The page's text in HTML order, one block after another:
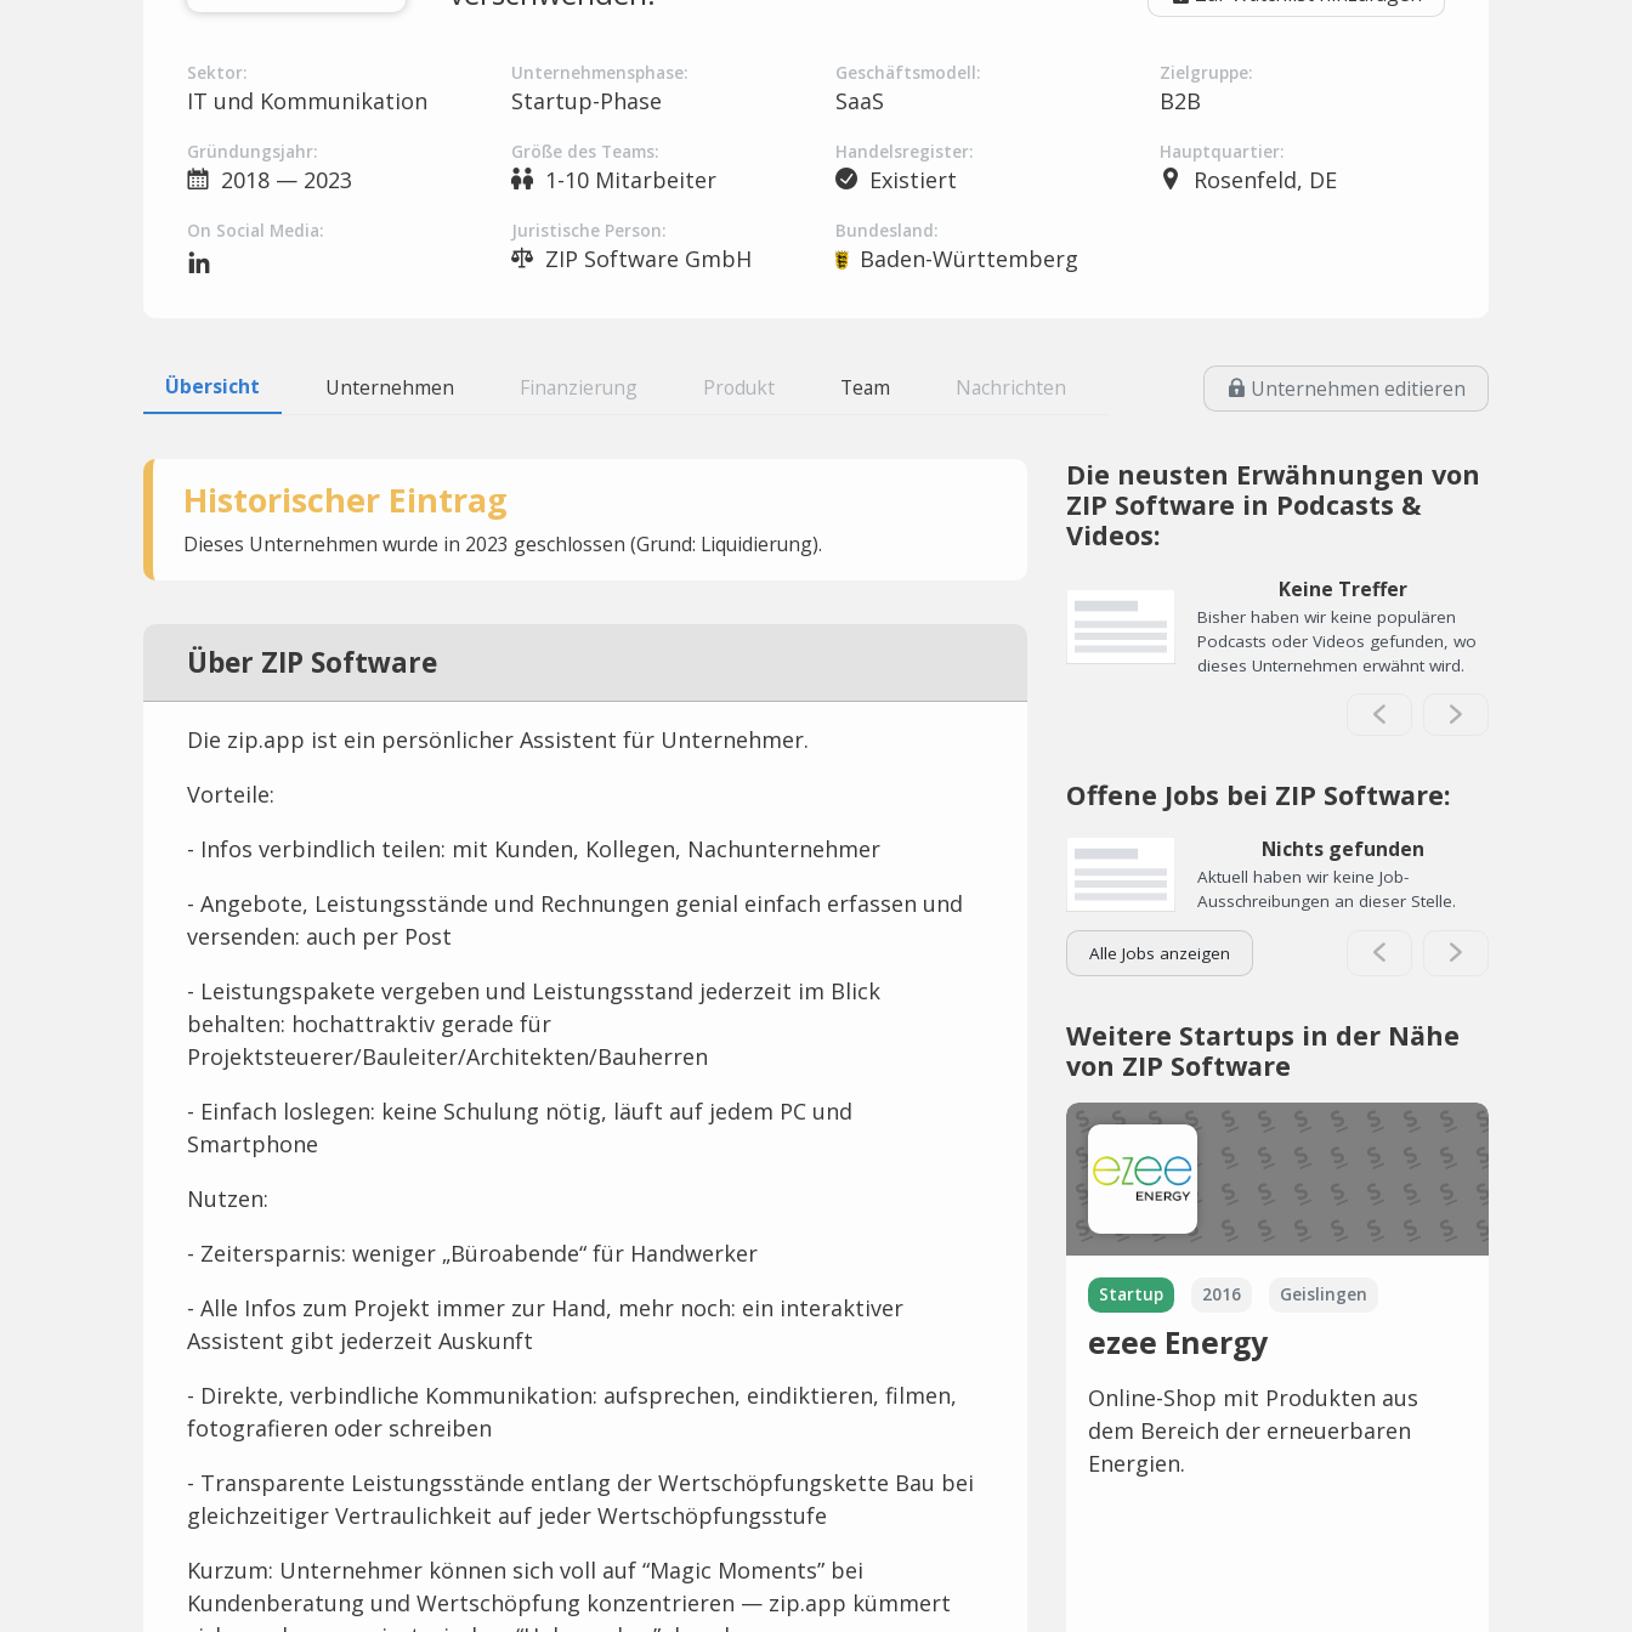
Sektor:
IT und Kommunikation
Unternehmensphase:
Startup-Phase
Geschäftsmodell:
SaaS
Zielgruppe:
B2B
Gründungsjahr:
2018 — 2023
Größe des Teams:
1-10 Mitarbeiter
Handelsregister:
Existiert
Hauptquartier:
Rosenfeld, DE
On Social Media: Juristische Person:
ZIP Software GmbH
Bundesland:
Baden-Württemberg
Übersicht Unternehmen Finanzierung Produkt Team Nachrichten Unternehmen editieren
Historischer Eintrag
Dieses Unternehmen wurde in 2023 geschlossen (Grund: Liquidierung).
Über ZIP Software
Die zip.app ist ein persönlicher Assistent für Unternehmer.
Vorteile:
- Infos verbindlich teilen: mit Kunden, Kollegen, Nachunternehmer
- Angebote, Leistungsstände und Rechnungen genial einfach erfassen und
versenden: auch per Post
- Leistungspakete vergeben und Leistungsstand jederzeit im Blick
behalten: hochattraktiv gerade für
Projektsteuerer/Bauleiter/Architekten/Bauherren
- Einfach loslegen: keine Schulung nötig, läuft auf jedem PC und
Smartphone
Nutzen:
- Zeitersparnis: weniger „Büroabende“ für Handwerker
- Alle Infos zum Projekt immer zur Hand, mehr noch: ein interaktiver
Assistent gibt jederzeit Auskunft
- Direkte, verbindliche Kommunikation: aufsprechen, eindiktieren, filmen,
fotografieren oder schreiben
- Transparente Leistungsstände entlang der Wertschöpfungskette Bau bei
gleichzeitiger Vertraulichkeit auf jeder Wertschöpfungsstufe
Kurzum: Unternehmer können sich voll auf “Magic Moments” bei
Kundenberatung und Wertschöpfung konzentrieren — zip.app kümmert
Die neusten Erwähnungen von
ZIP Software in Podcasts &
Videos:
Keine Treffer
Bisher haben wir keine populären
Podcasts oder Videos gefunden, wo
dieses Unternehmen erwähnt wird.
Offene Jobs bei ZIP Software:
Nichts gefunden
Aktuell haben wir keine Job-
Ausschreibungen an dieser Stelle.
Alle Jobs anzeigen
Weitere Startups in der Nähe
von ZIP Software
Startup 2016 Geislingen
ezee Energy
Online-Shop mit Produkten aus
dem Bereich der erneuerbaren
Energien.